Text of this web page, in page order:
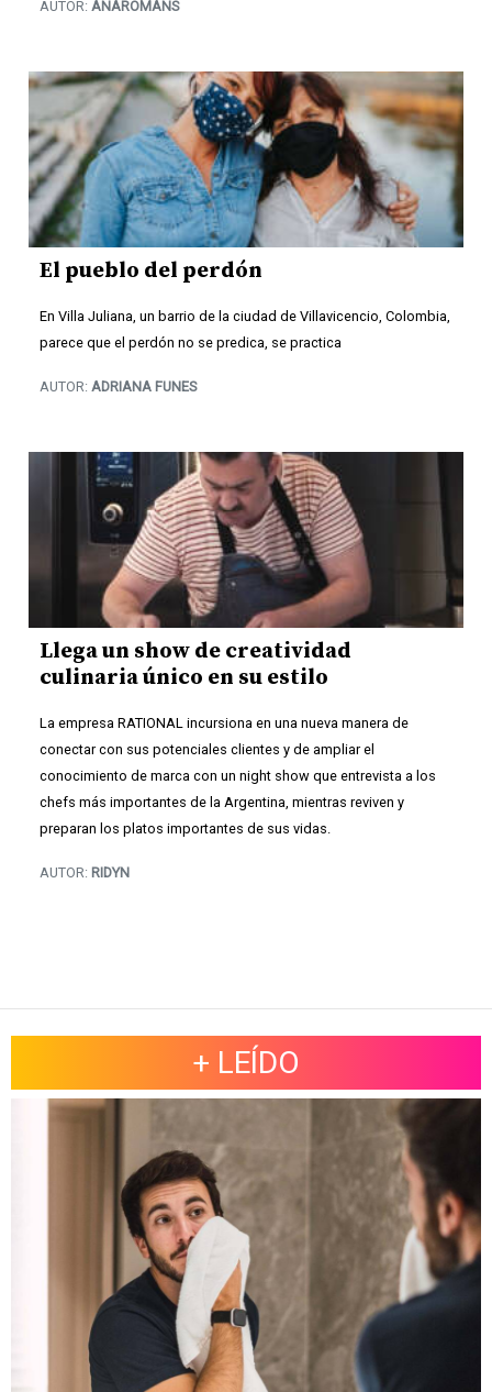
AUTOR: ANAROMANS
El pueblo del perdón
En Villa Juliana, un barrio de la ciudad de Villavicencio, Colombia,
parece que el perdón no se predica, se practica
AUTOR: ADRIANA FUNES
Llega un show de creatividad
culinaria único en su estilo
La empresa RATIONAL incursiona en una nueva manera de
conectar con sus potenciales clientes y de ampliar el
conocimiento de marca con un night show que entrevista a los
chefs más importantes de la Argentina, mientras reviven y
preparan los platos importantes de sus vidas.
AUTOR: RIDYN
+ LEÍDO